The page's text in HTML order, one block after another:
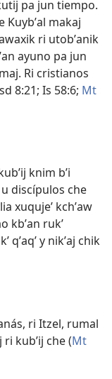
pa jun tiempo.
Kuybʼal makaj
ri utobʼanik
ayuno pa jun
Ri cristianos
8:21; Is 58:6; Mt
knim bʼi
u discípulos che
xuqujeʼ kchʼaw
kbʼan rukʼ
y nikʼaj chik
ri Itzel, rumal
kubʼij che (Mt